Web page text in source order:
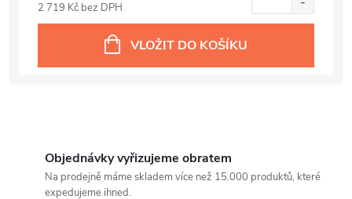
2 719 Kč bez DPH
VLOŽIT DO KOŠÍKU
Objednávky vyřizujeme obratem
Na prodejně máme skladem více než 15.000 produktů, které
expedujeme ihned.